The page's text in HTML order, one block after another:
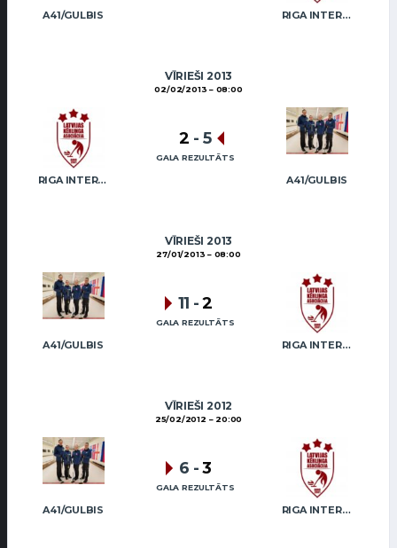
A41/GULBIS RIGA INTERNATIONAL CURLING CLUB / GRAY
VĪRIEŠI 2013
02/02/2013 08:00
RIGA INTERNATIONAL CURLING CLUB / GRAY A41/GULBIS
2 - 5
GALA REZULTĀTS
VĪRIEŠI 2013
27/01/2013 08:00
A41/GULBIS RIGA INTERNATIONAL CURLING CLUB / GRAY
11 -2
GALA REZULTĀTS
VĪRIEŠI 2012
25/02/2012 20:00
A41/GULBIS RIGA INTERNATIONAL CURLING CLUB / GRAY
6 -3
GALA REZULTĀTS